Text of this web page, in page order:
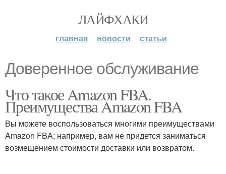
ЛАЙФХАКИ
главная новости статьи
Доверенное обслуживание
Что такое Amazon FBA.
Преимущества Amazon FBA
Вы можете воспользоваться многими преимуществами
Amazon FBA; например, вам не придется заниматься
возмещением стоимости доставки или возвратом.